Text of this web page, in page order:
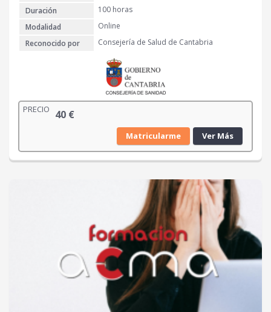
Duración
100 horas
Modalidad
Online
Reconocido por
Consejería de Salud de Cantabria
PRECIO 40 €
Matricularme Ver Más